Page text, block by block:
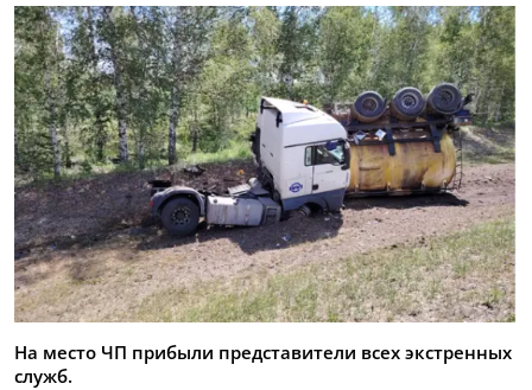
На место ЧП прибыли представители всех экстренных
служб.